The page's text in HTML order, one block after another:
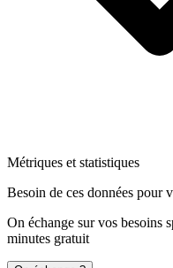
Métriques et statistiques
Besoin de ces données pour
On échange sur vos besoins
minutes gratuit